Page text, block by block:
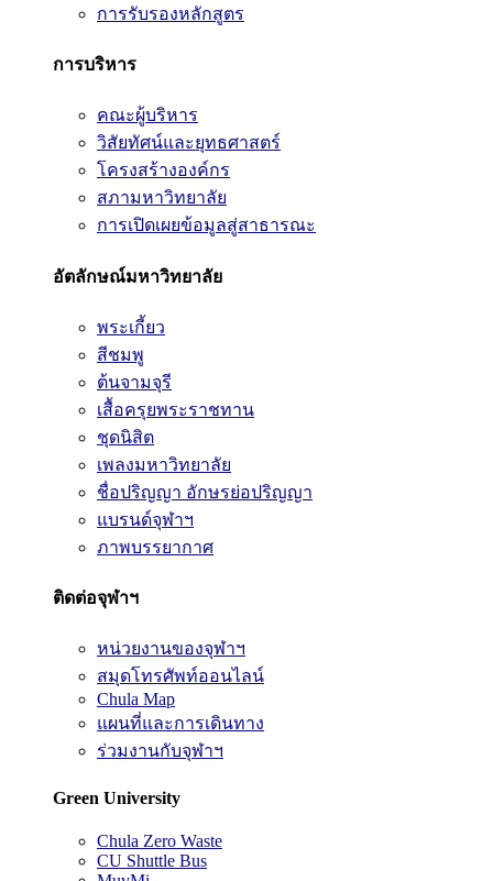
การรับรองหลักสูตร
การบริหาร
คณะผู้บริหาร
วิสัยทัศน์และยุทธศาสตร์
โครงสร้างองค์กร
สภามหาวิทยาลัย
การเปิดเผยข้อมูลสู่สาธารณะ
อัตลักษณ์มหาวิทยาลัย
พระเกี้ยว
สีชมพู
ต้นจามจุรี
เสื้อครุยพระราชทาน
ชุดนิสิต
เพลงมหาวิทยาลัย
ชื่อปริญญา อักษรย่อปริญญา
แบรนด์จุฬาฯ
ภาพบรรยากาศ
ติดต่อจุฬาฯ
หน่วยงานของจุฬาฯ
สมุดโทรศัพท์ออนไลน์
Chula Map
แผนที่และการเดินทาง
ร่วมงานกับจุฬาฯ
Green University
Chula Zero Waste
CU Shuttle Bus